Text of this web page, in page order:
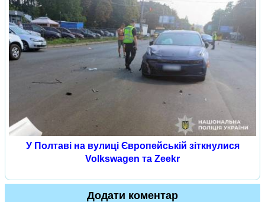
У Полтаві на вулиці Європейській зіткнулися
Volkswagen та Zeekr
Додати коментар